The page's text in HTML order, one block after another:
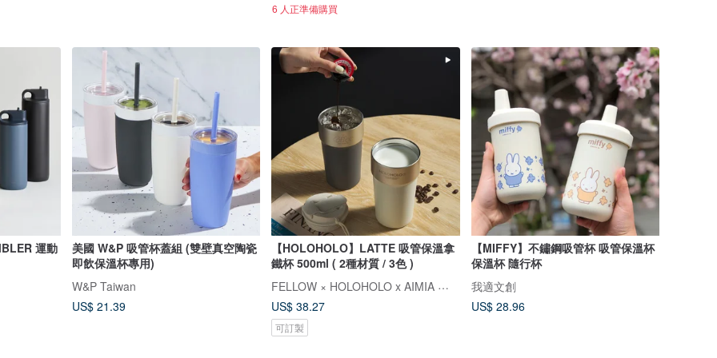
6 人正準備購買
運動
美國 W&P 吸管杯蓋組 (雙壁真空陶瓷
即飲保溫杯專用)
W&P Taiwan
US$ 21.39
【HOLOHOLO】LATTE 吸管保溫拿
鐵杯 500ml ( 2種材質 / 3色 )
FELLOW × HOLOHOLO x AIMIA 愛米雅
US$ 38.27
可訂製
【MIFFY】不鏽鋼吸管杯 吸管保溫杯
保溫杯 隨行杯
我適文創
US$ 28.96